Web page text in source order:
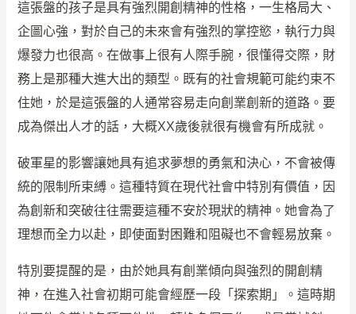
這張盤的孩子是具有強烈開創精神的性格，一生格局大、
企圖心強，對於自己的未來會有強烈的掌控慾，執行力與
爆發力也很高。在做事上很有人際手腕，很懂得交際，財
務上是那種大進大出的類型。既有的社會規範可能约束不
住她，於是這張盤的人通常容易走向創業創新的道路。要
成為傑出人才的話，大概XX歲後就很有機會有所成就。
破軍星的影響讓她具有追求夢想的勇氣和決心，不會被傳
統的限制所束縛。這種特質在現代社會中特別有價值，因
為創新和突破往往需要這種不安於現狀的精神。她會為了
理想而全力以赴，即使面對困難和阻礙也不會輕易放棄。
特別要提醒的是，由於她具有創業傾向與強烈的開創精
神，在進入社會初期可能會經歷一段「探索期」。這時期